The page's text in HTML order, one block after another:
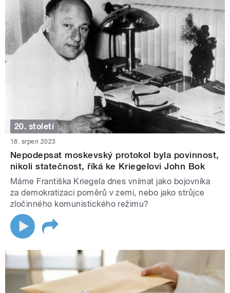
20. století
18. srpen 2023
Nepodepsat moskevský protokol byla povinnost,
nikoli statečnost, říká ke Kriegelovi John Bok
Máme Františka Kriegela dnes vnímat jako bojovníka
za demokratizaci poměrů v zemi, nebo jako strůjce
zločinného komunistického režimu?